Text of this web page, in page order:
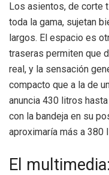
Los asientos, de corte
toda la gama, sujetan
largos. El espacio es
traseras permiten que
real, y la sensación
compacto que a la de
anuncia 430 litros
con la bandeja en su
aproximaría más a 380
El